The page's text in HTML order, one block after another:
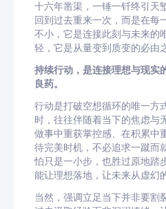
十六年凿渠，一锤一钎终引天
回到过去重来一次，而是在每
不小，它是连接此刻与未来的
轻，它是从量变到质变的必由
持续行动，是连接理想与现实
良药。
行动是打破空想循环的唯一方
时，往往伴随着当下的焦虑与
做事中重获掌控感、在积累中
待完美时机，不必追求一蹴而
怕只是一小步，也胜过原地踏
能让理想落地，让未来从虚幻
当然，强调立足当下并非要割